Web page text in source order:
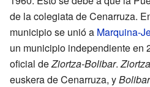
de la colegiata de Cenarruza.
municipio se unió a Marquina-
un municipio independiente en
oficial deZiortza-Bolibar.Ziortza
euskera de Cenarruza, yBolibar